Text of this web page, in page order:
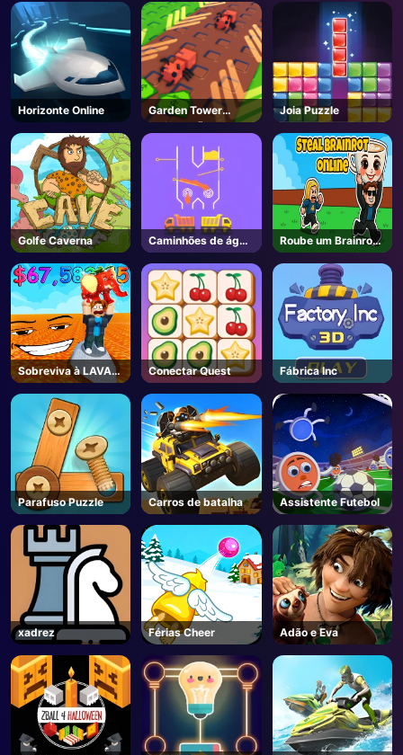
Horizonte Online
Garden Tower
Defense 🌻 - Roblox
Joia Puzzle
Golfe Caverna
Caminhões de água
de cor
Roube um Brainrot-
Unblocked Online
Sobreviva à LAVA
para Brainrots! -
Roblox
Conectar Quest Fábrica Inc
Parafuso Puzzle Carros de batalha Assistente Futebol
xadrez Férias Cheer Adão e Eva